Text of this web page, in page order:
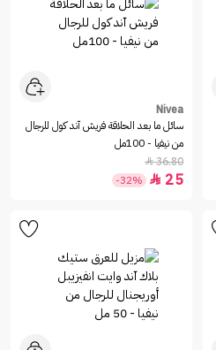
Nivea
سائل ما بعد الحلاقة فريش آند كول للرجال
من نيفيا - 100مل
36.80

25

-32%